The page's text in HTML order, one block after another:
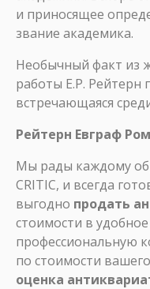
и приносящее
звание академика.
Необычный факт из
работы Е.Р. Рейтерн
встречающаяся
Рейтерн Евграф
Мы рады каждому
CRITIC, и всегда
выгодно продать
стоимости в
профессиональную
по стоимости
оценка